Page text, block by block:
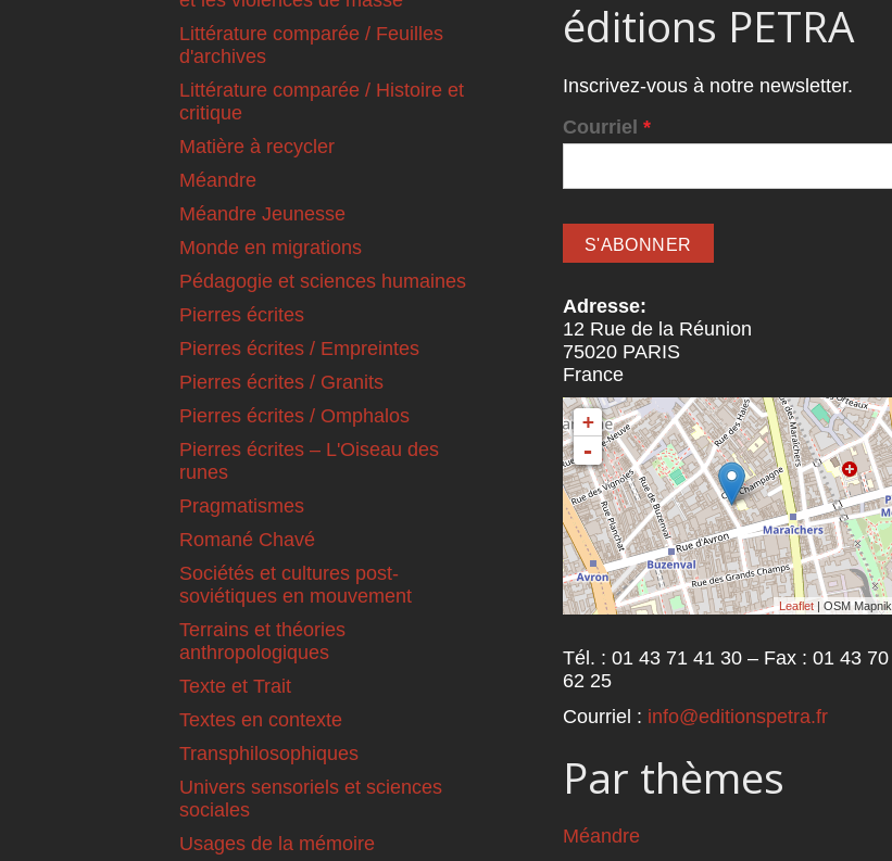
Littérature comparée / Feuilles
d'archives
Littérature comparée / Histoire et
critique
Matière à recycler
Méandre
Méandre Jeunesse
Monde en migrations
Pédagogie et sciences humaines
Pierres écrites
Pierres écrites / Empreintes
Pierres écrites / Granits
Pierres écrites / Omphalos
Pierres écrites – L'Oiseau des
runes
Pragmatismes
Romané Chavé
Sociétés et cultures post-
soviétiques en mouvement
Terrains et théories
anthropologiques
Texte et Trait
Textes en contexte
Transphilosophiques
Univers sensoriels et sciences
sociales
Usages de la mémoire
éditions PETRA
Inscrivez-vous à notre newsletter.
Courriel *
Adresse:
12 Rue de la Réunion
75020 PARIS
France
+
-
Leaflet | OSM Mapnik
Tél. : 01 43 71 41 30 – Fax : 01 43 70
62 25
Courriel : info@editionspetra.fr
Par thèmes
Méandre